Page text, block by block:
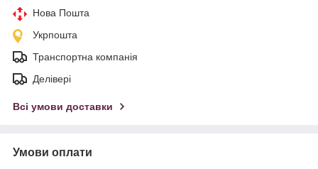
Нова Пошта
Укрпошта
Транспортна компанія
Делівері
Всі умови доставки
Умови оплати